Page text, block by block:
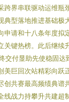
界串联驱动运维
型落地推进基础
请和十八条年度
键热榜。此后继
付显助先使稳固
巨回次站精彩向
共赛最高频绩典
战力持攀升共建超